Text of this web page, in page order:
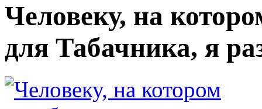
Человеку, на
для Табачника, я